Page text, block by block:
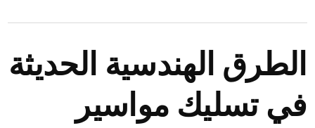
الطرق الهندسية الحديثة
في تسليك مواسير